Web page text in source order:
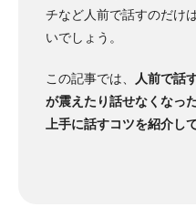
チなど人前で話すのだけ
いでしょう。
この記事では、
人前で話
が震えたり話せなくなっ
上手に話すコツを紹介し